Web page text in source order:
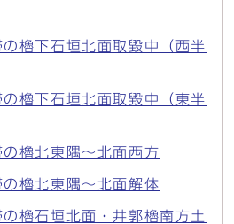
櫓下石垣北面取毀中（西半
櫓下石垣北面取毀中（東半
櫓北東隅～北面西方
櫓北東隅～北面解体
櫓石垣北面・井郭櫓南方土